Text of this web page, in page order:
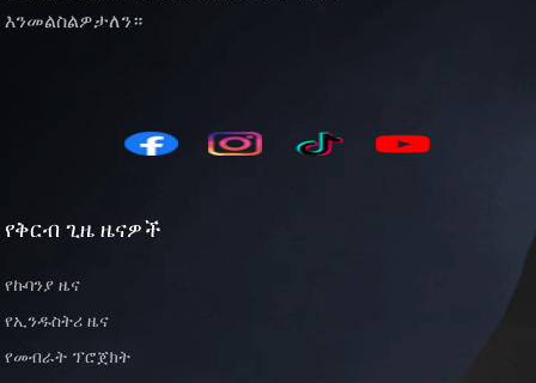
እንመልስልዎታለን።
የቅርብ ጊዜ ዜናዎች
የኩባንያ ዜና
የኢንዱስትሪ ዜና
የመብራት ፕሮጀክት